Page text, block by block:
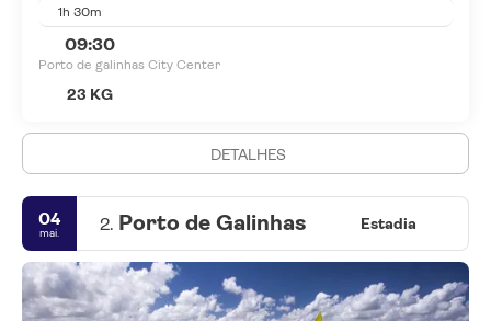
1h 30m
09:30
Porto de galinhas City Center
23 KG
DETALHES
04
mai. 2. Porto de Galinhas Estadia